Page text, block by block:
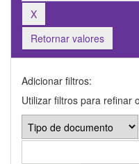
Retornar valores
Adicionar filtros:
Utilizar filtros para refinar